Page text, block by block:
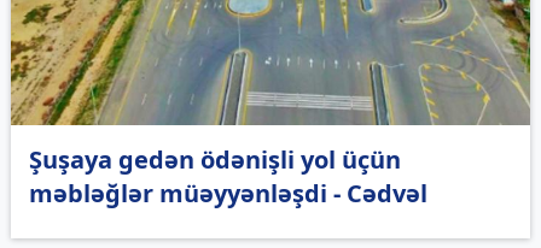
Şuşaya gedən ödənişli yol üçün
məbləğlər müəyyənləşdi - Cədvəl